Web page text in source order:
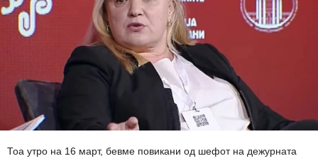
Тоа утро на 16 март, бевме повикани од шефот на дежурната